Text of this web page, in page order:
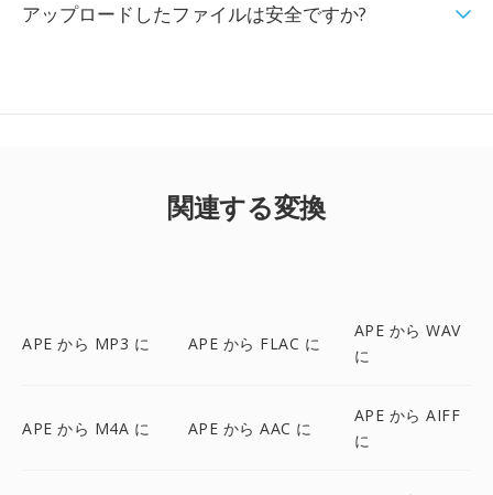
アップロードしたファイルは安全ですか?
関連する変換
APE から MP3 に APE から FLAC に
APE から WAV
に
APE から M4A に APE から AAC に
APE から AIFF
に